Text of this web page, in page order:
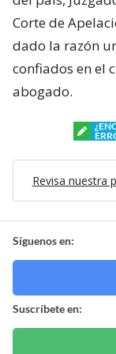
Corte de
dado la razón
confiados en el
abogado.
Revisa nuestra
Síguenos en:
Suscríbete en: